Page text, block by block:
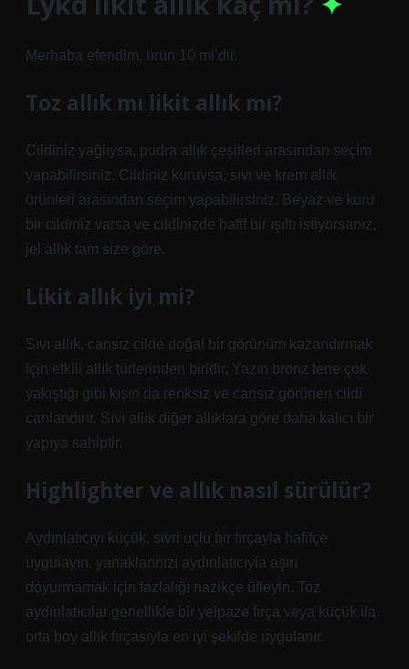
Merhaba efendim, ürün 10 ml’dir.
Toz allık mı likit allık mı?
Cildiniz yağlıysa, pudra allık çeşitleri arasından seçim
yapabilirsiniz. Cildiniz kuruysa, sıvı ve krem ​​allık
ürünleri arasından seçim yapabilirsiniz. Beyaz ve kuru
bir cildiniz varsa ve cildinizde hafif bir ışıltı istiyorsanız,
jel allık tam size göre.
Likit allık iyi mi?
Sıvı allık, cansız cilde doğal bir görünüm kazandırmak
için etkili allık türlerinden biridir. Yazın bronz tene çok
yakıştığı gibi kışın da renksiz ve cansız görünen cildi
canlandırır. Sıvı allık diğer allıklara göre daha kalıcı bir
yapıya sahiptir.
Highlighter ve allık nasıl sürülür?
Aydınlatıcıyı küçük, sivri uçlu bir fırçayla hafifçe
uygulayın, yanaklarınızı aydınlatıcıyla aşırı
doyurmamak için fazlalığı nazikçe üfleyin. Toz
aydınlatıcılar genellikle bir yelpaze fırça veya küçük ila
orta boy allık fırçasıyla en iyi şekilde uygulanır.